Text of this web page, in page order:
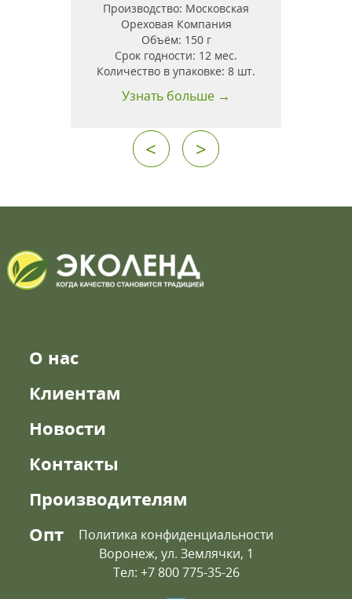
Производство: Московская
Ореховая Компания
Объём: 150 г
Срок годности: 12 мес.
Количество в упаковке:8 шт.
Узнать больше →
< >
О нас
Клиентам
Новости
Контакты
Производителям
Опт
Политика конфиденциальности
Воронеж, ул. Землячки, 1
Тел: +7 800 775-35-26